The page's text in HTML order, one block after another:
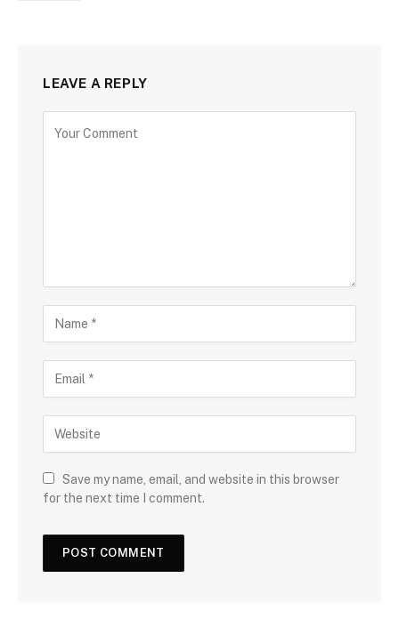
LEAVE A REPLY
Save my name, email, and website in this browser
for the next time I comment.